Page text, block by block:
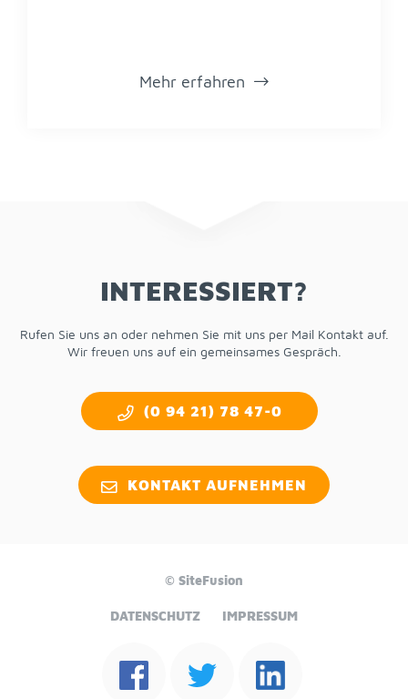
Mehr er­fah­ren
IN­TER­ES­SIERT?
Ru­fen Sie uns an oder neh­men Sie mit uns per Mail Kon­takt auf.
Wir freu­en uns auf ein ge­mein­sa­mes Ge­spräch.
(0 94 21) 78 47-0
KON­TAKT AUF­NEH­MEN
© Site­Fu­si­on
DA­TEN­SCHUTZ IM­PRES­SUM